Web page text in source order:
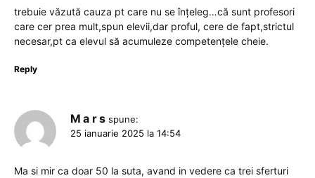
trebuie văzută cauza pt care nu se înțeleg…că sunt profesori
care cer prea mult,spun elevii,dar proful, cere de fapt,strictul
necesar,pt ca elevul să acumuleze competențele cheie.
Reply
M a r s spune:
25 ianuarie 2025 la 14:54
Ma si mir ca doar 50 la suta, avand in vedere ca trei sferturi